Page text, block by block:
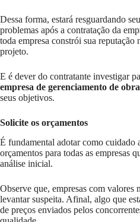
Dessa forma, estará resguardando
problemas após a contratação da
toda empresa constrói sua reputação
projeto.
E é dever do contratante investigar
empresa de gerenciamento de obra
seus objetivos.
Solicite os orçamentos
É fundamental adotar como cuidado
orçamentos para todas as empresas
análise inicial.
Observe que, empresas com valores
levantar suspeita. Afinal, algo que
de preços enviados pelos